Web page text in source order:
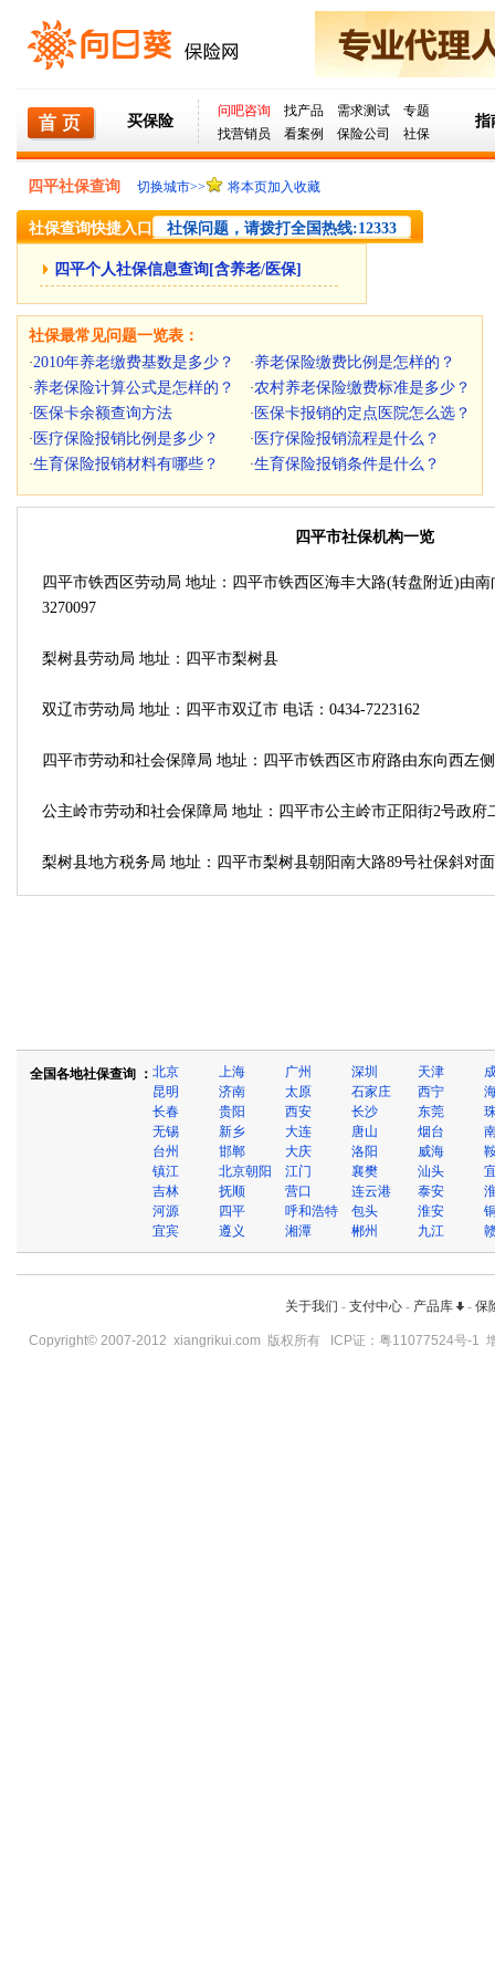
买保险
问吧咨询 找产品 需求测试
专题
找营销员
看案例 保险公司 社保
指
四平社保查询 切换城市>> 将本页加入收藏
社保查询快捷入口 社保问题，请拨打全国热线:12333
四平个人社保信息查询[含养老/医保]
社保最常见问题一览表：
·2010年养老缴费基数是多少？ ·养老保险缴费比例是怎样的？
·养老保险计算公式是怎样的？ ·农村养老保险缴费标准是多少？
· 医保卡余额查询方法 · 医保卡报销的定点医院怎么选？
· 医疗保险报销比例是多少？ · 医疗保险报销流程是什么？
·生育保险报销材料有哪些？ ·生育保险报销条件是什么？
四平市社保机构一览
四平市铁西区劳动局 地址：四平市铁西区海丰大路(转盘附近)由南
3270097
梨树县劳动局 地址：四平市梨树县
双辽市劳动局 地址：四平市双辽市 电话：0434-7223162
四平市劳动和社会保障局 地址：四平市铁西区市府路由东向西左侧
公主岭市劳动和社会保障局 地址：四平市公主岭市正阳街2号政府
梨树县地方税务局 地址：四平市梨树县朝阳南大路89号社保斜对面
全国各地社保查询 ： 北京 上海 广州 深圳 天津
昆明
济南 太原 石家庄 西宁
长春
贵阳 西安 长沙 东莞
无锡
新乡 大连 唐山 烟台
台州
邯郸 大庆 洛阳 威海
镇江
北京朝阳 江门 襄樊 汕头
吉林
抚顺 营口 连云港 泰安
河源
四平 呼和浩特 包头 淮安
宜宾
遵义 湘潭 郴州 九江
关于我们 - 支付中心- 产品库 - 保
Copyright© 2007-2012 xiangrikui.com 版权所有 ICP证： 粤11077524号-1